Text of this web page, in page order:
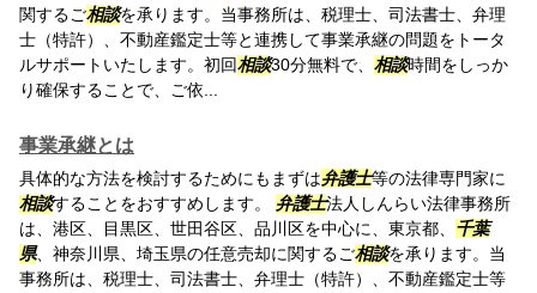
関するご相談を承ります。当事務所は、税理士、司法書士、弁理
士（特許）、不動産鑑定士等と連携して事業承継の問題をトータ
ルサポートいたします。初回相談30分無料で、 相談時間をしっか
り確保することで、ご依...
事業承継とは
具体的な方法を検討するためにもまずは弁護士等の法律専門家に
相談することをおすすめします。 弁護士法人しんらい法律事務所
は、港区、目黒区、世田谷区、品川区を中心に、東京都、 千葉
県、神奈川県、埼玉県の任意売却に関するご相談を承ります。当
事務所は、税理士、司法書士、弁理士（特許）、不動産鑑定士等